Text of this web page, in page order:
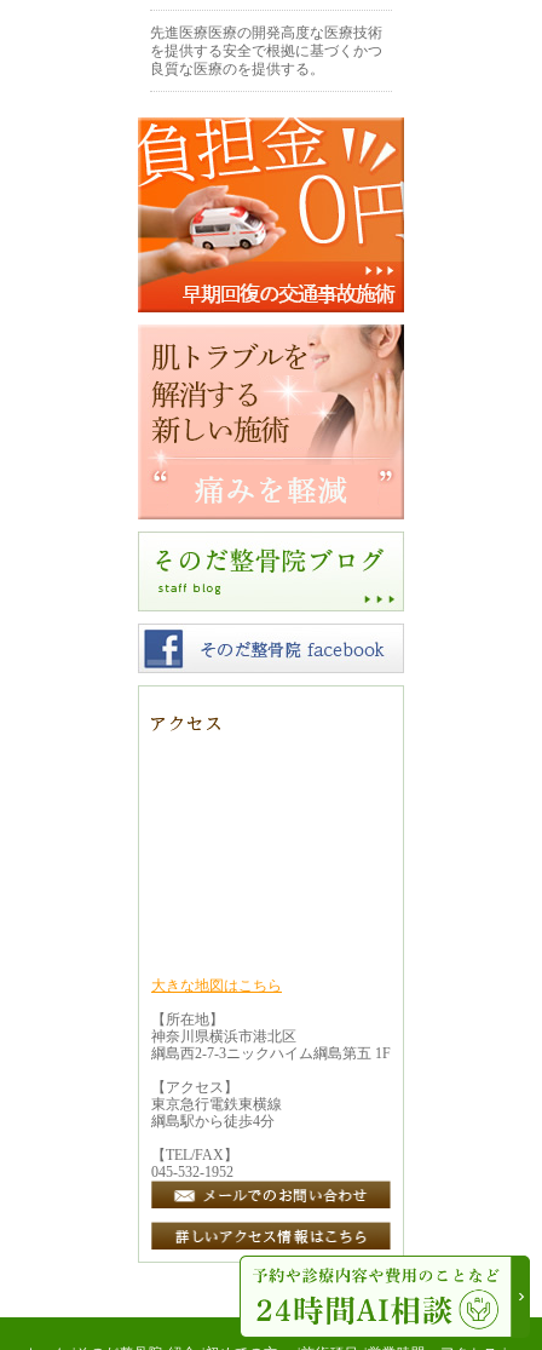
先進医療医療の開発高度な医療技術
を提供する安全で根拠に基づくかつ
良質な医療のを提供する。
大きな地図はこちら
【所在地】
神奈川県横浜市港北区
綱島西2-7-3ニックハイム綱島第五 1F
【アクセス】
東京急行電鉄東横線
綱島駅から徒歩4分
【TEL/FAX】
045-532-1952